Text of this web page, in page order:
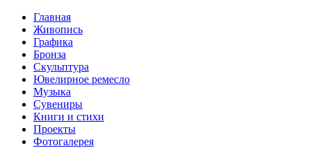
Главная
Живопись
Графика
Бронза
Скульптура
Ювелирное ремесло
Музыка
Сувениры
Книги и стихи
Проекты
Фотогалерея